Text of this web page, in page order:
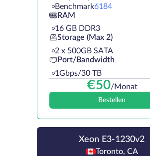
Benchmark6184
RAM
16 GB DDR3
Storage (Max 2)
2 х 500GB SATA
Port/Bandwidth
1Gbps/30 TB
€50/Monat
Bestellen
Xeon E3-1230v2
Toronto, CA